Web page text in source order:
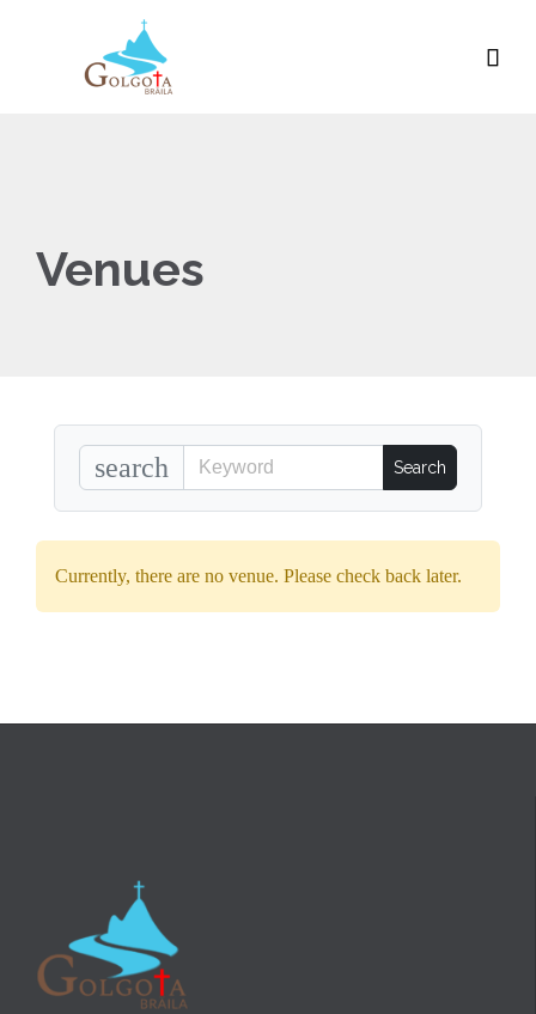

Venues
search
Currently, there are no venue. Please check back later.